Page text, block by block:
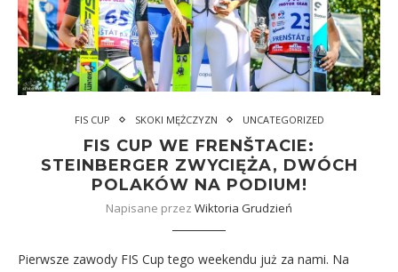
FIS CUP SKOKI MĘŻCZYZN UNCATEGORIZED
FIS CUP WE FRENŠTACIE:
STEINBERGER ZWYCIĘŻA, DWÓCH
POLAKÓW NA PODIUM!
Napisane przez Wiktoria Grudzień
Pierwsze zawody FIS Cup tego weekendu już za nami. Na